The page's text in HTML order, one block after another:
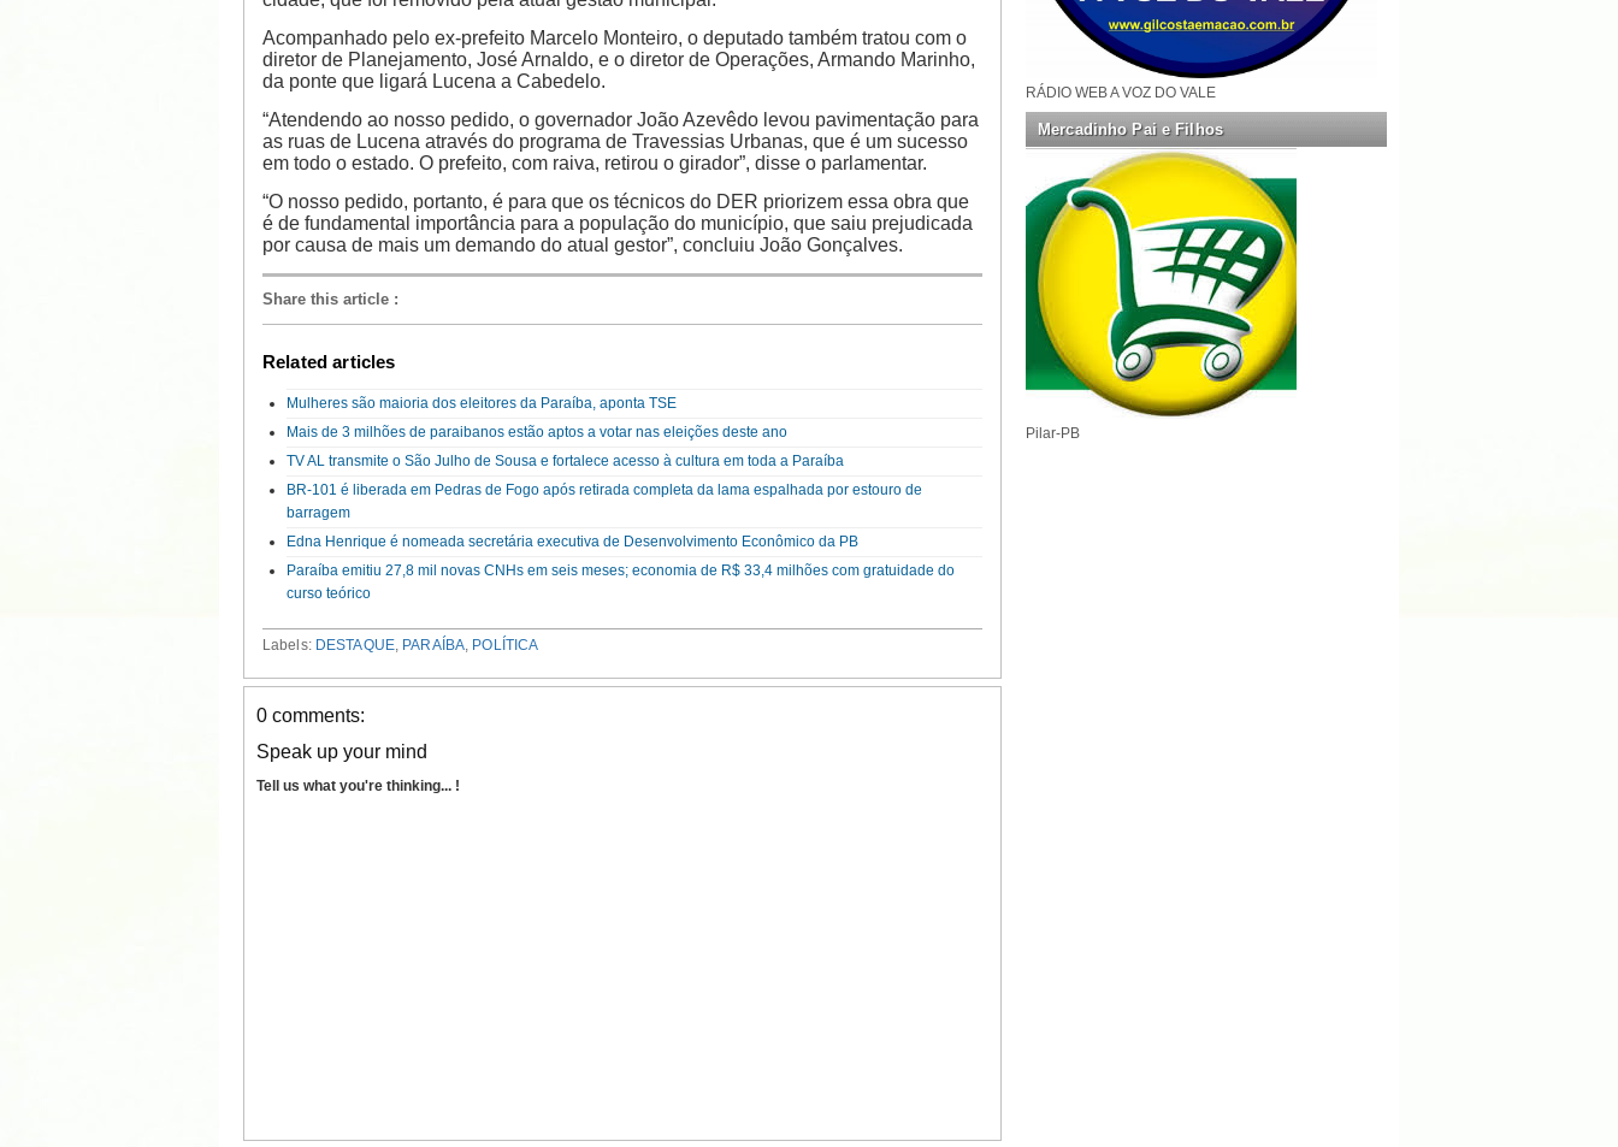
Acompanhado pelo ex-prefeito Marcelo Monteiro, o deputado também tratou com o
diretor de Planejamento, José Arnaldo, e o diretor de Operações, Armando Marinho,
da ponte que ligará Lucena a Cabedelo.
“Atendendo ao nosso pedido, o governador João Azevêdo levou pavimentação para
as ruas de Lucena através do programa de Travessias Urbanas, que é um sucesso
em todo o estado. O prefeito, com raiva, retirou o girador”, disse o parlamentar.
“O nosso pedido, portanto, é para que os técnicos do DER priorizem essa obra que
é de fundamental importância para a população do município, que saiu prejudicada
por causa de mais um demando do atual gestor”, concluiu João Gonçalves.
Share this article :
Related articles
Mulheres são maioria dos eleitores da Paraíba, aponta TSE
Mais de 3 milhões de paraibanos estão aptos a votar nas eleições deste ano
TV AL transmite o São Julho de Sousa e fortalece acesso à cultura em toda a Paraíba
BR-101 é liberada em Pedras de Fogo após retirada completa da lama espalhada por estouro de
barragem
Edna Henrique é nomeada secretária executiva de Desenvolvimento Econômico da PB
Paraíba emitiu 27,8 mil novas CNHs em seis meses; economia de R$ 33,4 milhões com gratuidade do
curso teórico
Labels: DESTAQUE, PARAÍBA, POLÍTICA
0 comments:
Speak up your mind
Tell us what you're thinking... !
RÁDIO WEB A VOZ DO VALE
Mercadinho Pai e Filhos
Pilar-PB